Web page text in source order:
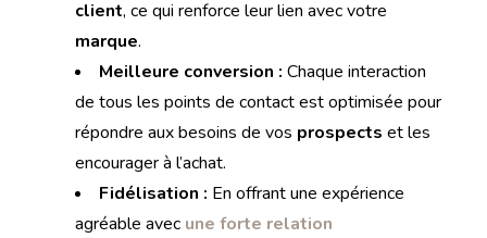
client, ce qui renforce leur lien avec votre
marque.
Meilleure conversion : Chaque interaction
de tous les points de contact est optimisée pour
répondre aux besoins de vos prospects et les
encourager à l’achat.
Fidélisation : En offrant une expérience
agréable avec une forte relation